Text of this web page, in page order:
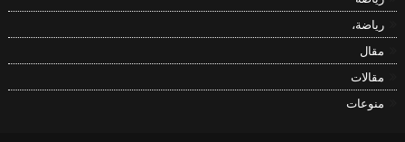
رياضة،
مقال
مقالات
منوعات